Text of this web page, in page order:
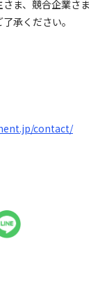
ま、競合企業さま
承ください。
contact/